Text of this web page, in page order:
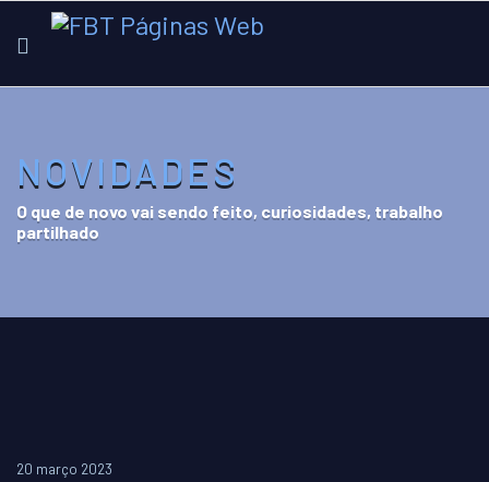
NOVIDADES
O que de novo vai sendo feito, curiosidades, trabalho
partilhado
20 março 2023